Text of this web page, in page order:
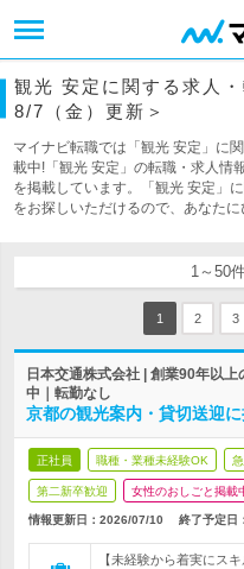
観光 安定に関する求人
8/7（金）更新＞
マイナビ転職では「観光 安定」に
載中!「観光 安定」の転職・求人情
を掲載しています。「観光 安定」
をお探しいただけるので、あなた
1～50
1 2 3
日本交通株式会社 | 創業90年以
中｜転勤なし
京都の観光案内・貸切送迎
正社員 職種・業種未経験OK
第二新卒歓迎 女性のおしごと掲載
情報更新日：2026/07/10 終了予定日：
【未経験から着実にス